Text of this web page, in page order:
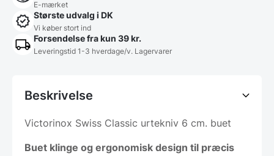
E-mærket
Største udvalg i DK
Vi køber stort ind
Forsendelse fra kun 39 kr.
Leveringstid 1-3 hverdage/v. Lagervarer
Beskrivelse
Victorinox Swiss Classic urtekniv 6 cm. buet
Buet klinge og ergonomisk design til præcis